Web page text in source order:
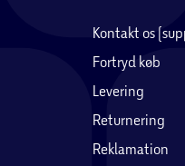
Kontakt os
Fortryd køb
Levering
Returnering
Reklamation